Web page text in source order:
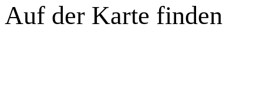
Auf der Karte finden